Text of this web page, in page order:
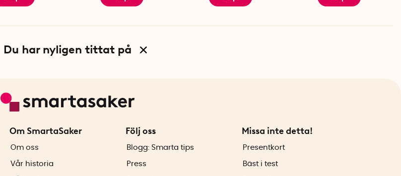
Du har nyligen tittat på
Om SmartaSaker
Om oss
Vår historia
Följ oss
Blogg: Smarta tips
Press
Missa inte detta!
Presentkort
Bäst i test